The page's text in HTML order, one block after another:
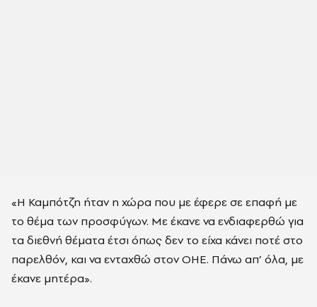
«Η Καμπότζη ήταν η χώρα που με έφερε σε επαφή με
το θέμα των προσφύγων. Με έκανε να ενδιαφερθώ για
τα διεθνή θέματα έτσι όπως δεν το είχα κάνει ποτέ στο
παρελθόν, και να ενταχθώ στον ΟΗΕ. Πάνω απ’ όλα, με
έκανε μητέρα».